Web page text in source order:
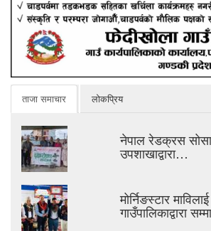
ताजा समाचार लोकप्रिय
नेपाल रेडक्रस
उपशाखाद्वारा…
मोर्निङस्टार
गाउँपालिकाद्वारा